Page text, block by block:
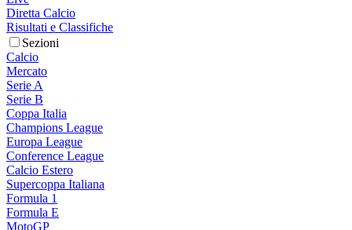
Diretta Calcio
Risultati e Classifiche
Sezioni
Calcio
Mercato
Serie A
Serie B
Coppa Italia
Champions League
Europa League
Conference League
Calcio Estero
Supercoppa Italiana
Formula 1
Formula E
MotoGP